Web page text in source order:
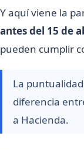
Y aquí viene la
antes del 15 de
pueden cumplir
La
diferencia
a Hacienda.